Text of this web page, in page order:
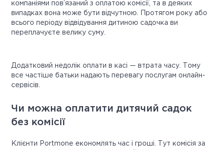
компаніями пов’язаний з оплатою комісії, та в деяких
випадках вона може бути відчутною. Протягом року або
всього періоду відвідування дитиною садочка ви
переплачуєте велику суму.
Додатковий недолік оплати в касі — втрата часу. Тому
все частіше батьки надають перевагу послугам онлайн-
сервісів.
Чи можна оплатити дитячий садок
без комісії
Клієнти Portmone економлять час і гроші. Тут комісія за